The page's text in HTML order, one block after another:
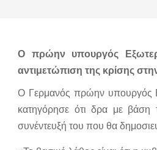
Ο πρώην υπουργός
αντιμετώπιση της κρίσης
Ο Γερμανός πρώην υπουργός
κατηγόρησε ότι δρα με βάση
συνέντευξή του που θα